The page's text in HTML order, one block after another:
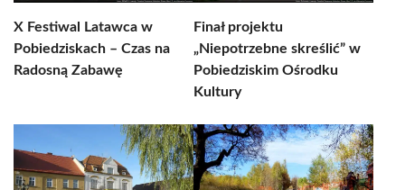
X Festiwal Latawca w
Pobiedziskach – Czas na
Radosną Zabawę
Finał projektu
„Niepotrzebne skreślić” w
Pobiedziskim Ośrodku
Kultury